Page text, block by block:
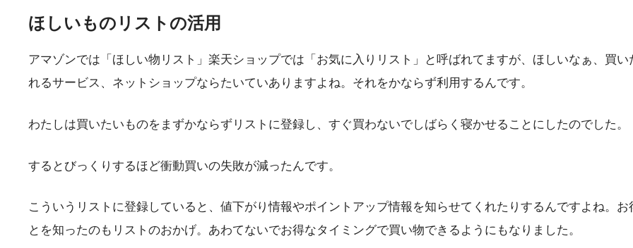
ほしいものリストの活用
アマゾンでは「ほしい物リスト」楽天ショップでは「お気に入りリスト」と呼ばれてますが、ほしいなぁ、買
れるサービス、ネットショップならたいていありますよね。それをかならず利用するんです。
わたしは買いたいものをまずかならずリストに登録し、すぐ買わないでしばらく寝かせることにしたのでした。
するとびっくりするほど衝動買いの失敗が減ったんです。
こういうリストに登録していると、値下がり情報やポイントアップ情報を知らせてくれたりするんですよね。
とを知ったのもリストのおかげ。あわてないでお得なタイミングで買い物できるようにもなりました。